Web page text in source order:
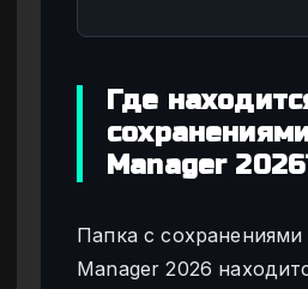
Где
Manager
Папка с сохранениями
Manager 2026